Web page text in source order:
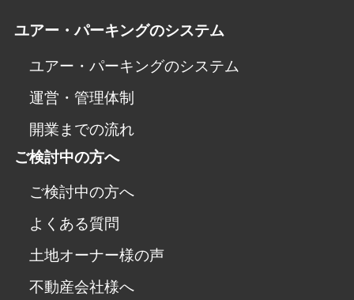
ユアー・パーキングのシステム
ユアー・パーキングのシステム
運営・管理体制
開業までの流れ
ご検討中の方へ
ご検討中の方へ
よくある質問
土地オーナー様の声
不動産会社様へ